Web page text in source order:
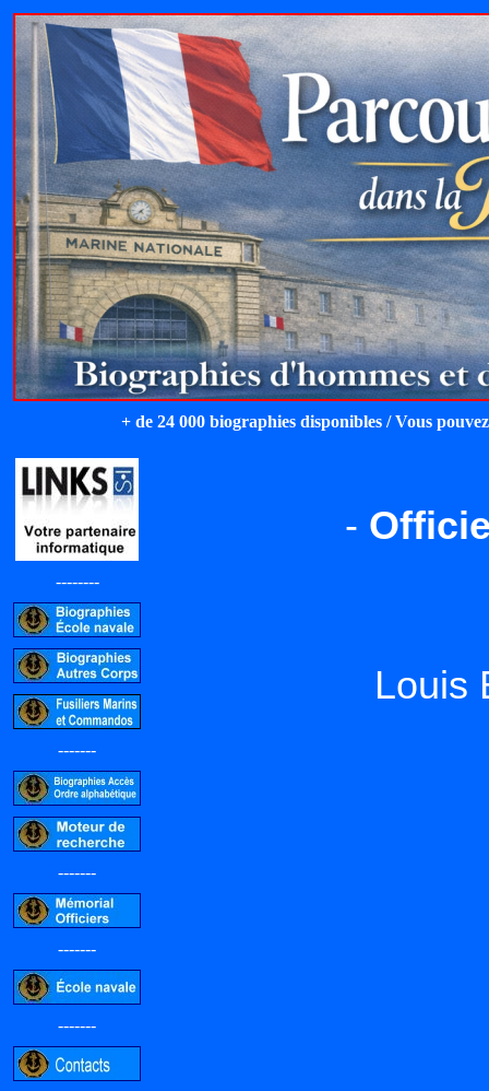
+ de 24 000 biographies disponibles / Vous
--------
-------
-------
-------
-------
-
Louis